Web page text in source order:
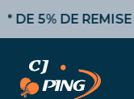
DE REMISEà